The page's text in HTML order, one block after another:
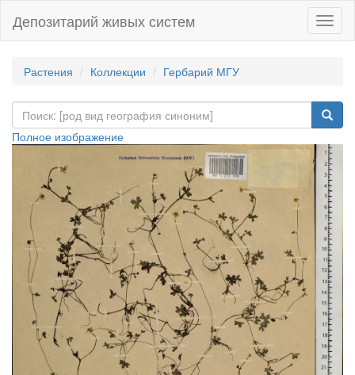
Депозитарий живых систем
Растения Коллекции Гербарий МГУ
Полное изображение